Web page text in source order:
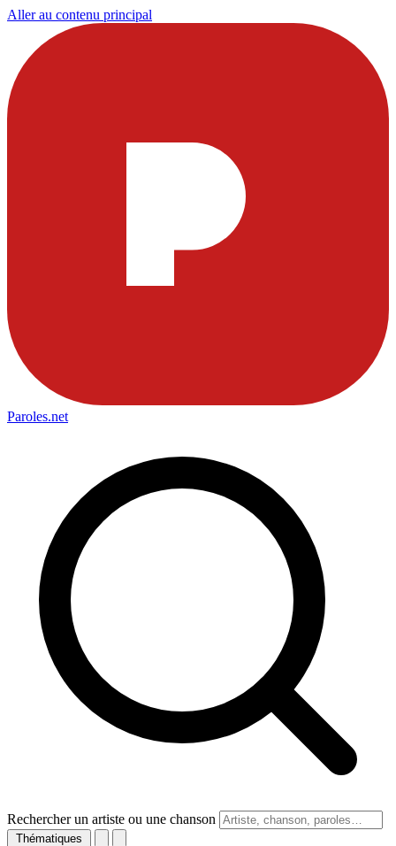
Aller au contenu principal
Paroles.net
Rechercher un artiste ou une chanson
Thématiques